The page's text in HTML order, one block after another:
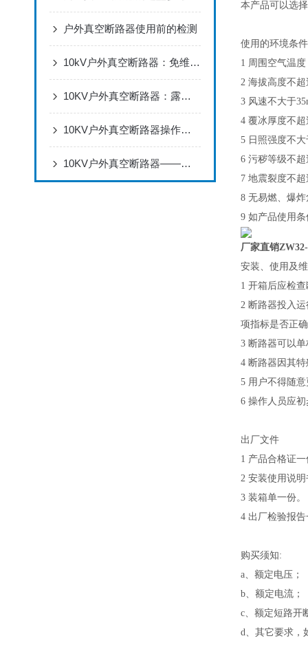
户外真空断路器使用前的检测
10kV户外真空断路器：免维护设计，适配电网架空线路分合闸
10KV户外真空断路器：露天用不怕风吹雨打，配电线路断电合闸超可靠
10KV户外真空断路器操作全流程：安装调试、分合闸操作与状态检查
10KV户外真空断路器——保障电力系统可靠供电的重要设备
本产品可以选
使用的环境条件
1 周围空气温
2 海拔高度不超
3 风速不大于
4 覆冰厚度不超
5 日照强度不大
6 污秽等级不
7 地震裂度不
8 无易燃、爆
9 如产品使用
厂家直销
安装、使用及
1 开箱后应检
2 断路器投入
项指标是否正
3 断路器可以
4 断路器因其
5 用户不得随
6 操作人员应
出厂文件
1 产品合格证
2 安装使用说
3 装箱单一份。
4 出厂检验报
购买须知:
a、额定电压；
b、额定电流；
c、额定短路开
d、其它要求，